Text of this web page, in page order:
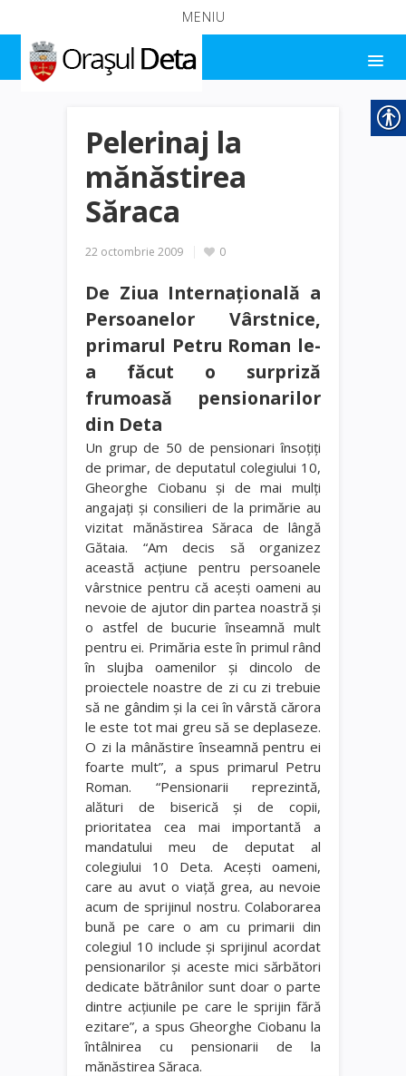
MENIU
Pelerinaj la
mănăstirea
Săraca
22 octombrie 2009 0
De Ziua Internaţională a
Persoanelor Vârstnice,
primarul Petru Roman le-
a făcut o surpriză
frumoasă pensionarilor
din Deta
Un grup de 50 de pensionari însoţiţi
de primar, de deputatul colegiului 10,
Gheorghe Ciobanu şi de mai mulţi
angajaţi şi consilieri de la primărie au
vizitat mănăstirea Săraca de lângă
Gătaia. “Am decis să organizez
această acţiune pentru persoanele
vârstnice pentru că aceşti oameni au
nevoie de ajutor din partea noastră şi
o astfel de bucurie înseamnă mult
pentru ei. Primăria este în primul rând
în slujba oamenilor şi dincolo de
proiectele noastre de zi cu zi trebuie
să ne gândim şi la cei în vârstă cărora
le este tot mai greu să se deplaseze.
O zi la mânăstire înseamnă pentru ei
foarte mult”, a spus primarul Petru
Roman. “Pensionarii reprezintă,
alături de biserică şi de copii,
prioritatea cea mai importantă a
mandatului meu de deputat al
colegiului 10 Deta. Aceşti oameni,
care au avut o viaţă grea, au nevoie
acum de sprijinul nostru. Colaborarea
bună pe care o am cu primarii din
colegiul 10 include şi sprijinul acordat
pensionarilor şi aceste mici sărbători
dedicate bătrânilor sunt doar o parte
dintre acţiunile pe care le sprijin fără
ezitare”, a spus Gheorghe Ciobanu la
întâlnirea cu pensionarii de la
mănăstirea Săraca.